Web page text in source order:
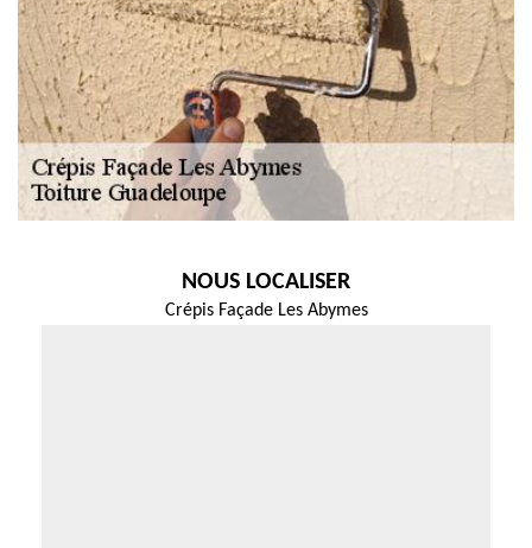
NOUS LOCALISER
Crépis Façade Les Abymes